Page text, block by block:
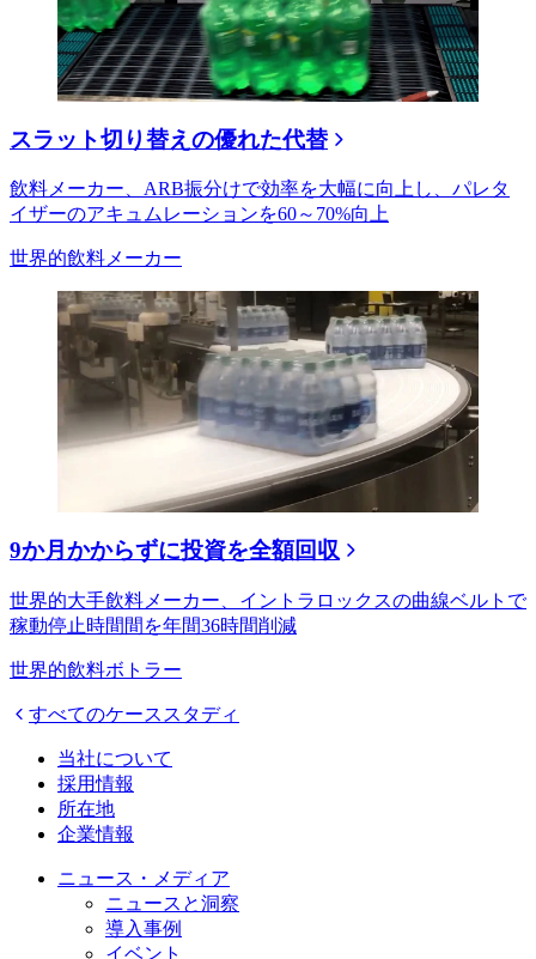
スラット切り替えの優れた代替
飲料メーカー、ARB振分けで効率を大幅に向上し、パレタ
イザーのアキュムレーションを60～70%向上
世界的飲料メーカー
9か月かからずに投資を全額回収
世界的大手飲料メーカー、イントラロックスの曲線ベルトで
稼動停止時間間を年間36時間削減
世界的飲料ボトラー
すべてのケーススタディ
当社について
採用情報
所在地
企業情報
ニュース・メディア
ニュースと洞察
導入事例
イベント